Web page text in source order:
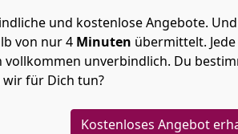
und kostenlose Angebote.
von nur4 Minuten übermittelt.
vollkommen unverbindlich. Du
für Dich tun?
Kostenloses Angebot